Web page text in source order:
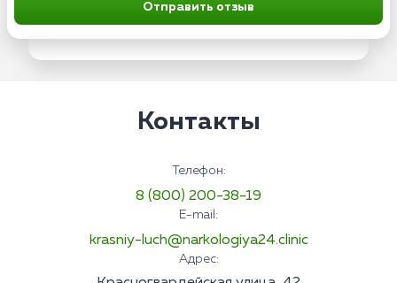
Отправить отзыв
Контакты
Телефон:
8 (800) 200-38-19
E-mail:
krasniy-luch@narkologiya24.clinic
Адрес: